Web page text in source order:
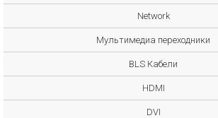
Network
Мультимедиа переходники
BLS Кабели
HDMI
DVI